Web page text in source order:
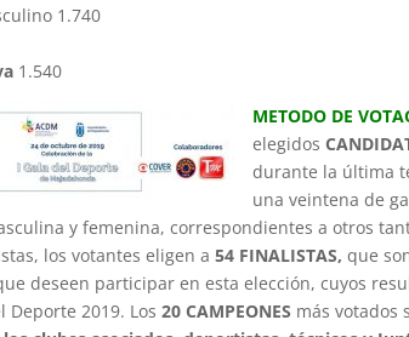
1.740
1.540
METODO DE
elegidos
durante la última
una veintena de
y femenina, correspondientes a otros
los votantes eligen a54 FINALISTAS, que
deseen participar en esta elección, cuyos
Deporte 2019. Los20 CAMPEONES más votados